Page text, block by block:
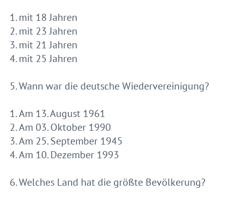
mit 18 Jahren
mit 23 Jahren
mit 21 Jahren
mit 25 Jahren
Wann war die deutsche Wiedervereinigung?
Am 13. August 1961
Am 03. Oktober 1990
Am 25. September 1945
Am 10. Dezember 1993
Welches Land hat die größte Bevölkerung?